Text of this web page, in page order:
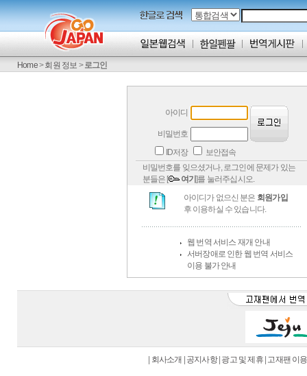
Home>회원 정보 >로그인
아이디
비밀번호
ID저장
보안접속
비밀번호를 잊으셨거나, 로그인에 문제가 있는
분들은 [
여기]를 눌러주십시오.
아이디가 없으신 분은 회원가입
후 이용하실 수 있습니다.
웹 번역 서비스 재개 안내
서버장애로 인한 웹 번역 서비스
이용 불가 안내
회사소개 공지사항| 광고 및 제휴| 고재팬 이